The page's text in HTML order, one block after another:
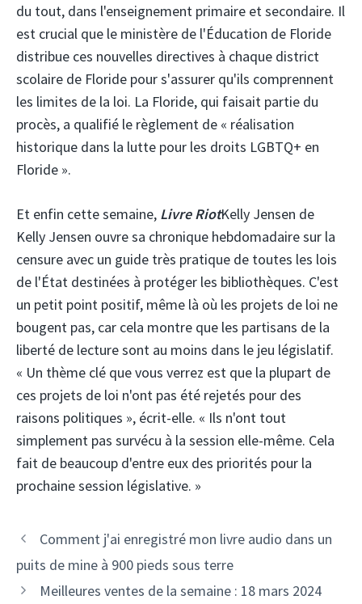
du tout, dans l'enseignement primaire et secondaire. Il
est crucial que le ministère de l'Éducation de Floride
distribue ces nouvelles directives à chaque district
scolaire de Floride pour s'assurer qu'ils comprennent
les limites de la loi. La Floride, qui faisait partie du
procès, a qualifié le règlement de « réalisation
historique dans la lutte pour les droits LGBTQ+ en
Floride ».
Et enfin cette semaine, Livre RiotKelly Jensen de
Kelly Jensen ouvre sa chronique hebdomadaire sur la
censure avec un guide très pratique de toutes les lois
de l'État destinées à protéger les bibliothèques. C'est
un petit point positif, même là où les projets de loi ne
bougent pas, car cela montre que les partisans de la
liberté de lecture sont au moins dans le jeu législatif.
« Un thème clé que vous verrez est que la plupart de
ces projets de loi n'ont pas été rejetés pour des
raisons politiques », écrit-elle. « Ils n'ont tout
simplement pas survécu à la session elle-même. Cela
fait de beaucoup d'entre eux des priorités pour la
prochaine session législative. »
Comment j'ai enregistré mon livre audio dans un
puits de mine à 900 pieds sous terre
Meilleures ventes de la semaine : 18 mars 2024